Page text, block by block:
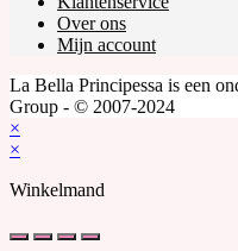
Over ons
Mijn account
La Bella Principessa is een
Group - © 2007-2024
×
×
Winkelmand